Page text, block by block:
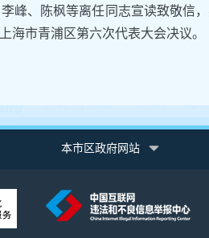
峰、陈枫等离任同志宣读致敬信
海市青浦区第六次代表大会决议。
本市区政府网站